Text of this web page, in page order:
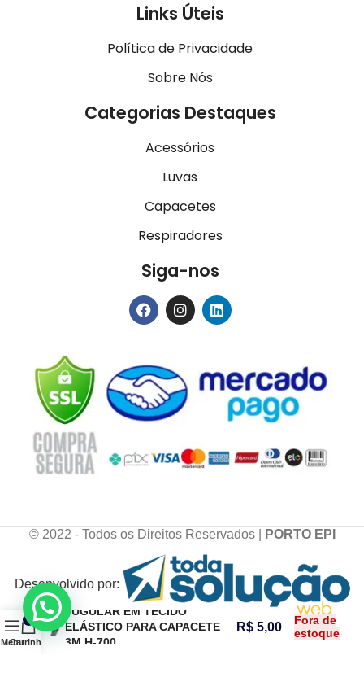
Links Úteis
Política de Privacidade
Sobre Nós
Categorias Destaques
Acessórios
Luvas
Capacetes
Respiradores
Siga-nos
© 2022 - Todos os Direitos Reservados | PORTO EPI
Desenvolvido por:
JUGULAR EM TECIDO
ELÁSTICO PARA CAPACETE
3M H-700
R$ 5,00
Fora de
estoque
Menu
0
Carrinho